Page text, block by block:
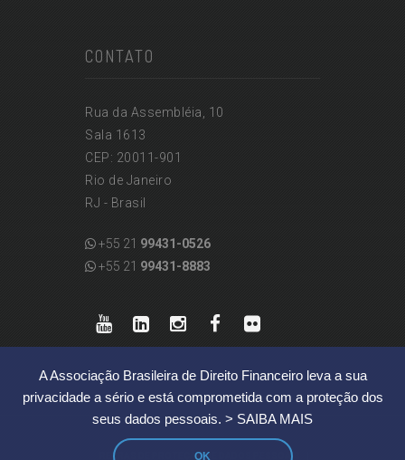
A Associação Brasileira de Direito Financeiro leva a sua
privacidade a sério e está comprometida com a proteção dos
seus dados pessoais. > SAIBA MAIS
OK
CONTATO
Rua da Assembléia, 10
Sala 1613
CEP: 20011-901
Rio de Janeiro
RJ - Brasil
+55 21 99431-0526
+55 21 99431-8883
REGRAS DE PROTEÇÃO DE DADOS PESSOAIS